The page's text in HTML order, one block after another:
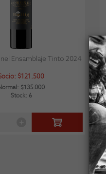
Ensamblaje Tinto 2024
$121.500
$135.000
Stock: 6